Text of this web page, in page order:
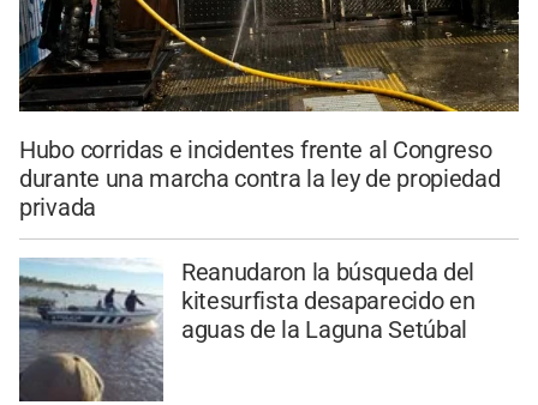
Hubo corridas e incidentes frente al Congreso
durante una marcha contra la ley de propiedad
privada
Reanudaron la búsqueda del
kitesurfista desaparecido en
aguas de la Laguna Setúbal